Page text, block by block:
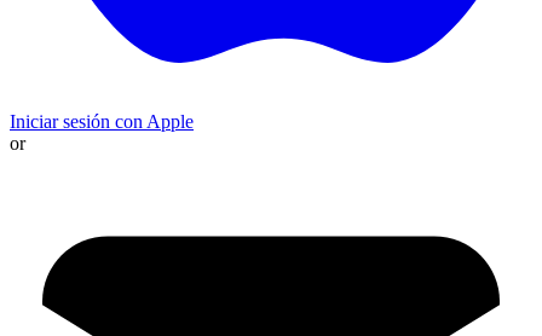
Iniciar sesión con Apple
or